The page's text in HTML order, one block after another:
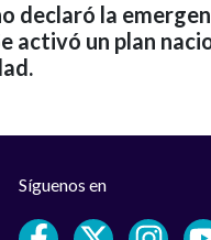
declaró la
activó un plan
Síguenos en